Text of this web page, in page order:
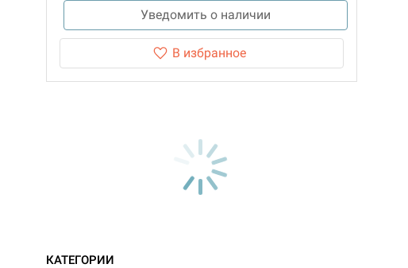
Уведомить о наличии
В избранное
КАТЕГОРИИ